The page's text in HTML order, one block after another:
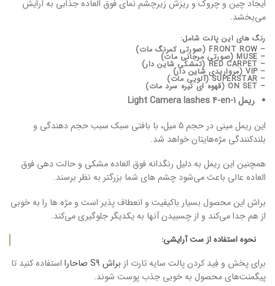
ایجاد چین و چروک و ریزش زیرچشم نمای فوق العاده جذابی به آرایش
می‌بخشد.
رنگ های این پالت شامل:
– FRONT ROW (صورتی کمرنگ مات)
– MUSE (صورتی مرجانی مات)
– RED CARPET (تمشکی شاین دار)
– VIP (مرواریدی شاین دار)
– SUPERSTAR (آلویی مات)
– ON SET (قهوه ای تیره سرد مات)
ریمل Light Camera lashes 4-en-1
این ریمل مینی در حجم 5 میل، با بافتی سبک سبب حجم دهندگی و
بلندکنندگی مژه‌هایتان خواهد شد.
همچنین این ریمل به دلیل رنگدانه فوق العاده مشکی و حالت دهی فوق
العاده عالی باعث می‌شود چشم های شما بزرگتر به نظر برسند.
براش این محصول بسیار باکیفیت و انعطاف پذیر است و مژه ها را به خوبی
از هم جدا می‌کند و از چسبیدن آنها به یکدیگر جلوگیری می‌کند.
نحوه استفاده از ست آرایشی:
برای پخش و فِید کردن پالت سایه تارت از براش S9 صاحارا
استفاده کنید تا
پیگمنت‌های محصول به خوبی جذب پوست شوند.